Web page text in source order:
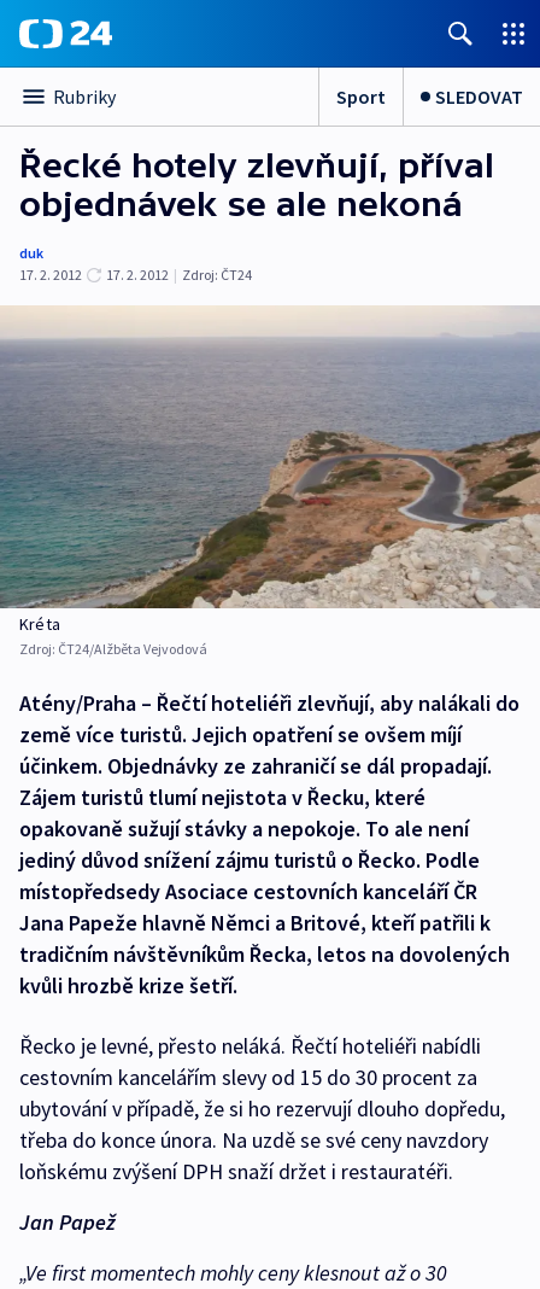
Rubriky Sport SLEDOVAT
Řecké hotely zlevňují, příval
objednávek se ale nekoná
duk
17. 2. 2012
17. 2. 2012 | Zdroj: ČT24
Kréta
Zdroj: ČT24/Alžběta Vejvodová
Atény/Praha – Řečtí hoteliéři zlevňují, aby nalákali do
země více turistů. Jejich opatření se ovšem míjí
účinkem. Objednávky ze zahraničí se dál propadají.
Zájem turistů tlumí nejistota v Řecku, které
opakovaně sužují stávky a nepokoje. To ale není
jediný důvod snížení zájmu turistů o Řecko. Podle
místopředsedy Asociace cestovních kanceláří ČR
Jana Papeže hlavně Němci a Britové, kteří patřili k
tradičním návštěvníkům Řecka, letos na dovolených
kvůli hrozbě krize šetří.
Řecko je levné, přesto neláká. Řečtí hoteliéři nabídli
cestovním kancelářím slevy od 15 do 30 procent za
ubytování v případě, že si ho rezervují dlouho dopředu,
třeba do konce února. Na uzdě se své ceny navzdory
loňskému zvýšení DPH snaží držet i restauratéři.
Jan Papež
„Ve first momentech mohly ceny klesnout až o 30